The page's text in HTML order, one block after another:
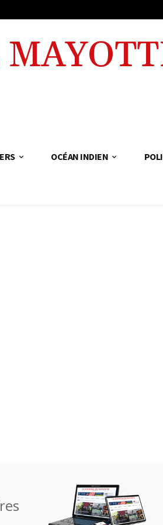
OCÉAN INDIEN